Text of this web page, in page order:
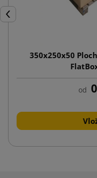
Späť
350x250x50
od